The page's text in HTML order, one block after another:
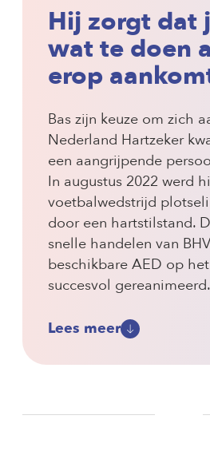
Hij zorgt dat
wat te doen
erop
Bas zijn keuze om zich
Nederland Hartzeker
een aangrijpende
In augustus 2022 werd
voetbalwedstrijd
door een hartstilstand.
snelle handelen van
beschikbare AED op
succesvol gereanimeerd.
Lees meer